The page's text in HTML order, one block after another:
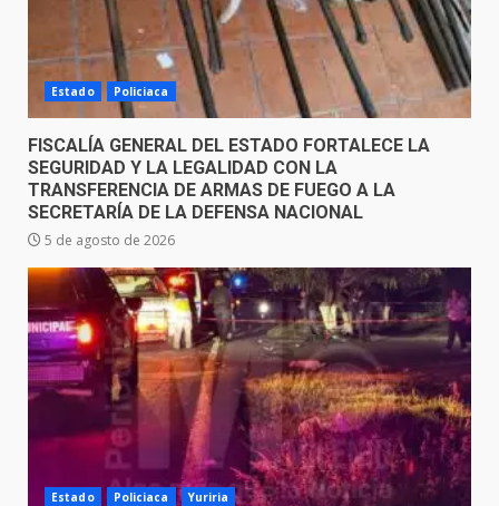
Estado Policiaca
FISCALÍA GENERAL DEL ESTADO FORTALECE LA
SEGURIDAD Y LA LEGALIDAD CON LA
TRANSFERENCIA DE ARMAS DE FUEGO A LA
SECRETARÍA DE LA DEFENSA NACIONAL
5 de agosto de 2026
Estado Policiaca Yuriria